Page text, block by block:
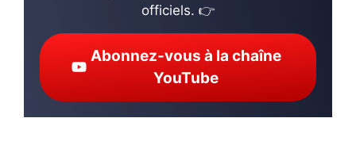
officiels. 👉
Abonnez-vous à la chaîne
YouTube